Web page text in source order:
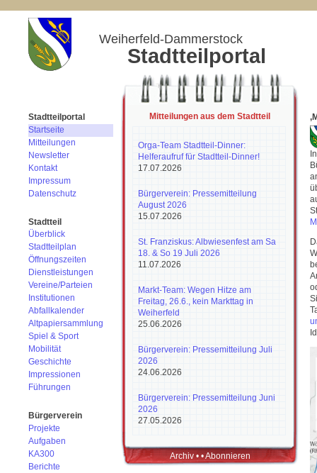
Weiherfeld-Dammerstock
Stadtteilportal
Stadtteilportal
Startseite
Mitteilungen
Newsletter
Kontakt
Impressum
Datenschutz
Stadtteil
Überblick
Stadtteilplan
Öffnungszeiten
Dienstleistungen
Vereine/Parteien
Institutionen
Abfallkalender
Altpapiersammlung
Spiel & Sport
Mobilität
Geschichte
Impressionen
Führungen
Bürgerverein
Projekte
Aufgaben
KA300
Berichte
Mitteilungen aus dem Stadtteil
Orga-Team Stadtteil-Dinner:
Helferaufruf für Stadtteil-Dinner!
17.07.2026
Bürgerverein: Pressemitteilung
August 2026
15.07.2026
St. Franziskus: Albwiesenfest am Sa
18. & So 19 Juli 2026
11.07.2026
Markt-Team: Wegen Hitze am
Freitag, 26.6., kein Markttag in
Weiherfeld
25.06.2026
Bürgerverein: Pressemitteilung Juli
2026
24.06.2026
Bürgerverein: Pressemitteilung Juni
2026
27.05.2026
Archiv• •Abonnieren